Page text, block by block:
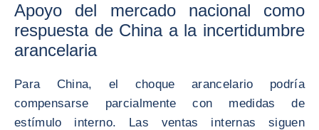
Apoyo del mercado nacional como
respuesta de China a la incertidumbre
arancelaria
Para China, el choque arancelario podría
compensarse parcialmente con medidas de
estímulo interno. Las ventas internas siguen